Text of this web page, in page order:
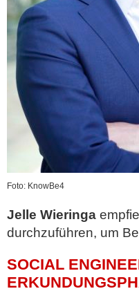
Foto: KnowBe4
Jelle Wieringa
durchzuführen, um
SOCIAL